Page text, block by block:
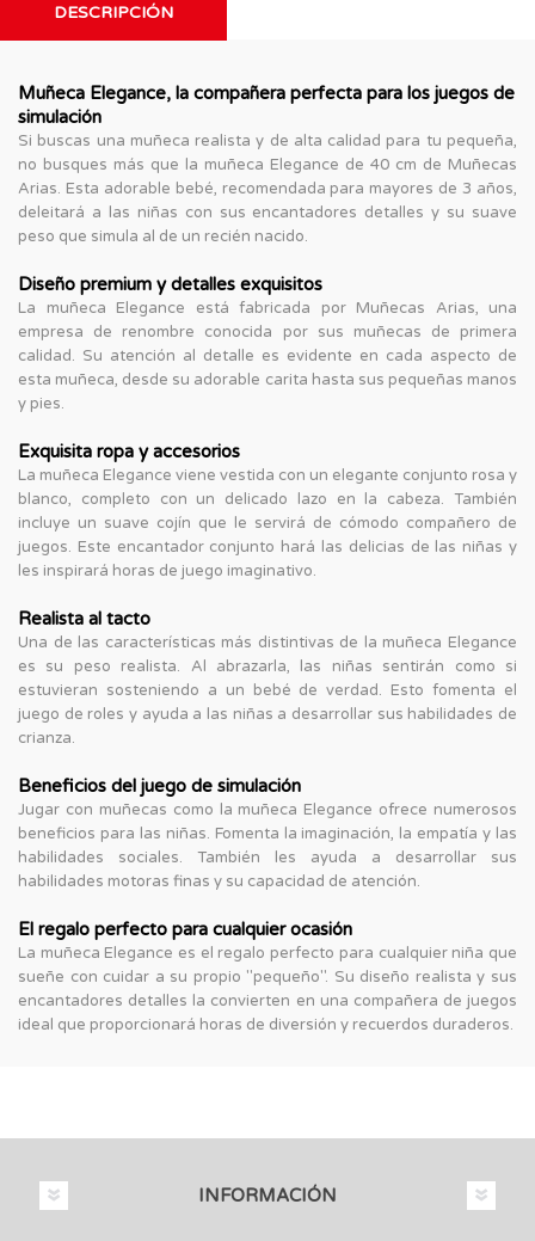
DESCRIPCIÓN
Muñeca Elegance, la compañera perfecta para los juegos de
simulación
Si buscas una muñeca realista y de alta calidad para tu pequeña,
no busques más que la muñeca Elegance de 40 cm de Muñecas
Arias. Esta adorable bebé, recomendada para mayores de 3 años,
deleitará a las niñas con sus encantadores detalles y su suave
peso que simula al de un recién nacido.
Diseño premium y detalles exquisitos
La muñeca Elegance está fabricada por Muñecas Arias, una
empresa de renombre conocida por sus muñecas de primera
calidad. Su atención al detalle es evidente en cada aspecto de
esta muñeca, desde su adorable carita hasta sus pequeñas manos
y pies.
Exquisita ropa y accesorios
La muñeca Elegance viene vestida con un elegante conjunto rosa y
blanco, completo con un delicado lazo en la cabeza. También
incluye un suave cojín que le servirá de cómodo compañero de
juegos. Este encantador conjunto hará las delicias de las niñas y
les inspirará horas de juego imaginativo.
Realista al tacto
Una de las características más distintivas de la muñeca Elegance
es su peso realista. Al abrazarla, las niñas sentirán como si
estuvieran sosteniendo a un bebé de verdad. Esto fomenta el
juego de roles y ayuda a las niñas a desarrollar sus habilidades de
crianza.
Beneficios del juego de simulación
Jugar con muñecas como la muñeca Elegance ofrece numerosos
beneficios para las niñas. Fomenta la imaginación, la empatía y las
habilidades sociales. También les ayuda a desarrollar sus
habilidades motoras finas y su capacidad de atención.
El regalo perfecto para cualquier ocasión
La muñeca Elegance es el regalo perfecto para cualquier niña que
sueñe con cuidar a su propio "pequeño". Su diseño realista y sus
encantadores detalles la convierten en una compañera de juegos
ideal que proporcionará horas de diversión y recuerdos duraderos.
INFORMACIÓN